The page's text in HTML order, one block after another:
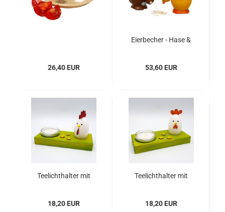
26,40 EUR
Eierbecher - Hase &
53,60 EUR
Teelichthalter mit
18,20 EUR
Teelichthalter mit
18,20 EUR